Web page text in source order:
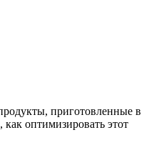
приготовленные в
оптимизировать этот